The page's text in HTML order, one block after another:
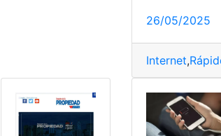
26/05/2025
Internet,